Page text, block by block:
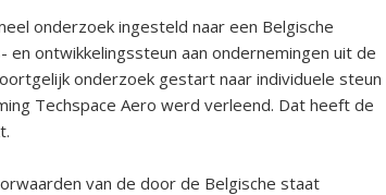
onderzoek ingesteld naar een Belgische
ontwikkelingssteun aan ondernemingen uit de
onderzoek gestart naar individuele steun
Techspace Aero werd verleend. Dat heeft de
van de door de Belgische staat